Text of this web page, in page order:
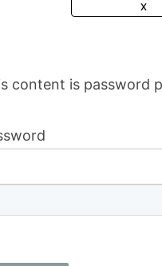
X
content is password